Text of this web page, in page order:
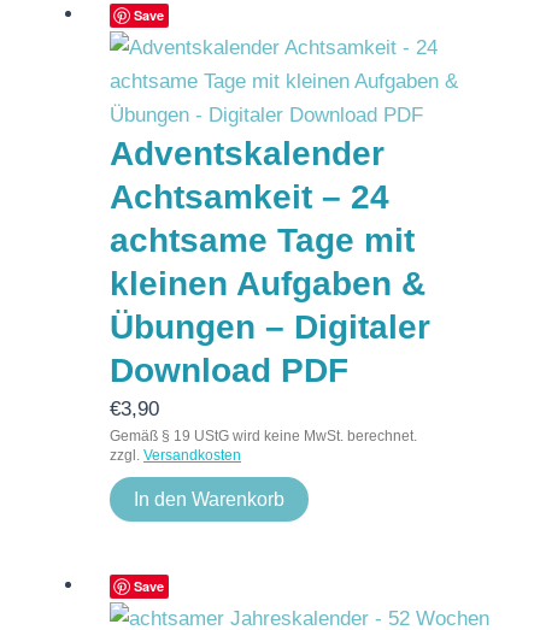
Save
Adventskalender
Achtsamkeit – 24
achtsame Tage mit
kleinen Aufgaben &
Übungen – Digitaler
Download PDF
€3,90
Gemäß § 19 UStG wird keine MwSt. berechnet.
zzgl. Versandkosten
In den Warenkorb
Save